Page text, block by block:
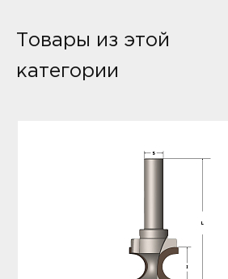
Товары из этой
категории